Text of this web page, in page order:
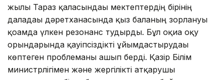
жылы Тараз қаласындағы мектептердің бірінің
даладағы дәретханасында қыз баланың зорлануы
қоғамда үлкен резонанс тудырды. Бұл оқиға оқу
орындарында қауіпсіздікті ұйымдастырудағы
көптеген проблеманы ашып берді. Қазір Білім
министрлігімен және жергілікті атқарушы